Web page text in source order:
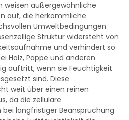
außergewöhnliche
auf, die herkömmliche
Umweltbedingungen
Struktur widersteht von
und verhindert so
Holz, Pappe und anderen
auftritt, wenn sie Feuchtigkeit
sind. Diese
weit über einen reinen
da die zellulare
langfristiger Beanspruchung